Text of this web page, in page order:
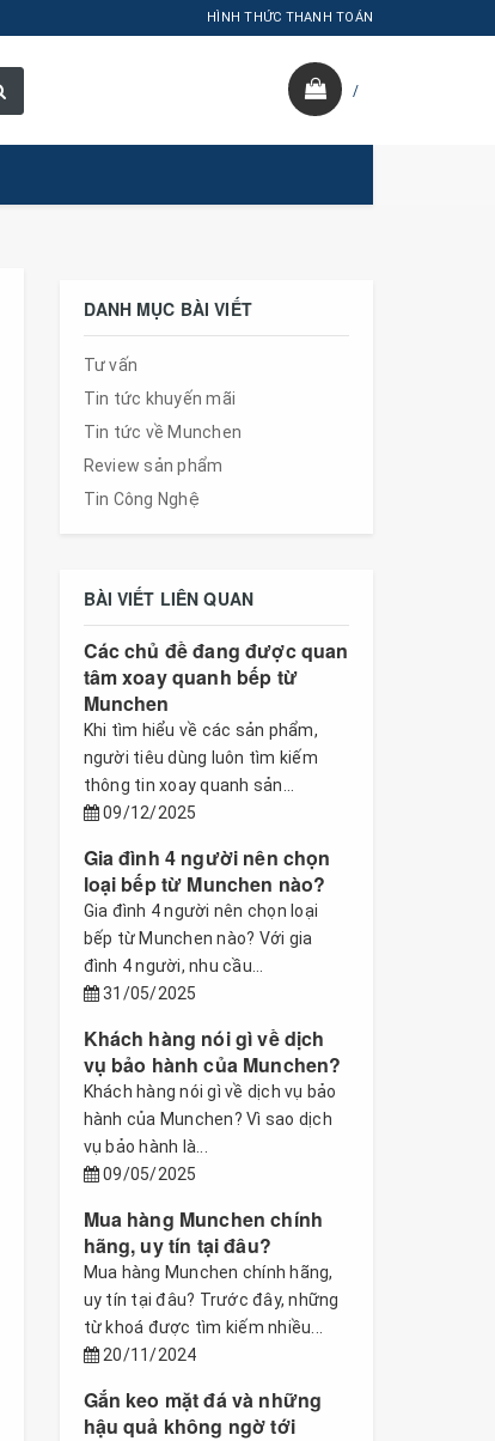
HÌNH THỨC THANH TOÁN
/
DANH MỤC BÀI VIẾT
Tư vấn
Tin tức khuyến mãi
Tin tức về Munchen
Review sản phẩm
Tin Công Nghệ
BÀI VIẾT LIÊN QUAN
Các chủ đề đang được quan
tâm xoay quanh bếp từ
Munchen
Khi tìm hiểu về các sản phẩm,
người tiêu dùng luôn tìm kiếm
thông tin xoay quanh sản...
09/12/2025
Gia đình 4 người nên chọn
loại bếp từ Munchen nào?
Gia đình 4 người nên chọn loại
bếp từ Munchen nào? Với gia
đình 4 người, nhu cầu...
31/05/2025
Khách hàng nói gì về dịch
vụ bảo hành của Munchen?
Khách hàng nói gì về dịch vụ bảo
hành của Munchen? Vì sao dịch
vụ bảo hành là...
09/05/2025
Mua hàng Munchen chính
hãng, uy tín tại đâu?
Mua hàng Munchen chính hãng,
uy tín tại đâu? Trước đây, những
từ khoá được tìm kiếm nhiều...
20/11/2024
Gắn keo mặt đá và những
hậu quả không ngờ tới